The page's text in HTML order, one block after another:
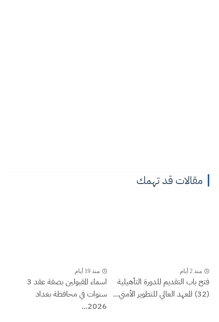
مقالات قد تهمك
منذ 2 أيام
فتح باب التقديم للدورة التأهيلية
(32) المعهد العالي للتطوير الأمني...
منذ 19 أيام
اسماء المقبولين بصفة عقد 3
سنوات في محافظة بغداد
2026...